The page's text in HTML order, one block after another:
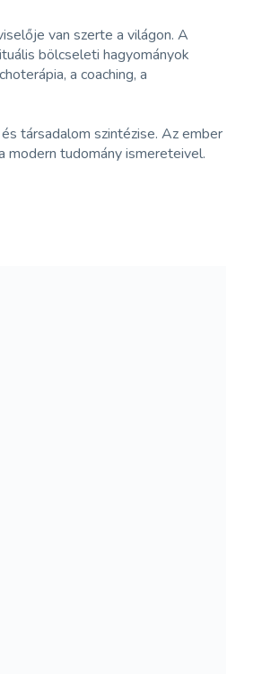
van szerte a világon. A
bölcseleti hagyományok
a coaching, a
társadalom szintézise. Az ember
modern tudomány ismereteivel.